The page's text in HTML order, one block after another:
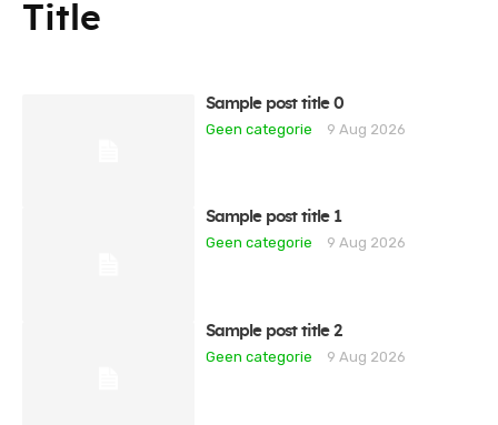
Title
Sample post title 0
Geen categorie
9 Aug 2026
Sample post title 1
Geen categorie
9 Aug 2026
Sample post title 2
Geen categorie
9 Aug 2026